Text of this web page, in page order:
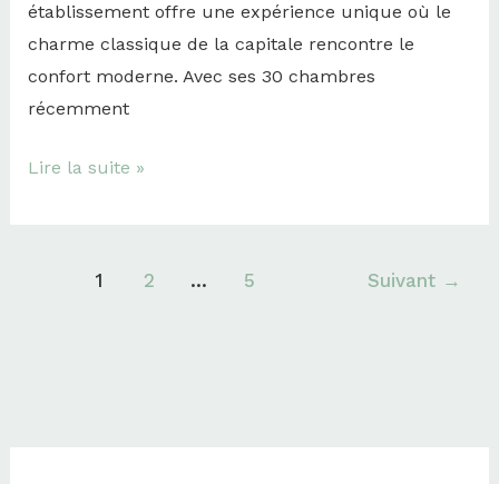
établissement offre une expérience unique où le
charme classique de la capitale rencontre le
confort moderne. Avec ses 30 chambres
récemment
Lire la suite »
1 2 … 5 Suivant →